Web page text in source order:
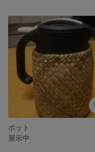
ポット
展示中